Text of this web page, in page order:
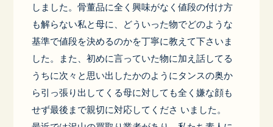
しました。骨董品に全く興味がなく値段の付け方
も解らない私と母に、どういった物でどのような
基準で値段を決めるのかを丁寧に教えて下さいま
した。また、初めに言っていた物に加え話してる
うちに次々と思い出したかのようにタンスの奥か
ら引っ張り出してくる母に対しても全く嫌な顔も
せず最後まで親切に対応してくださ いました。